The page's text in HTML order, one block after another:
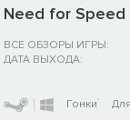
Need for Speed
ВСЕ ОБЗОРЫ ИГРЫ:
ДАТА ВЫХОДА:
Гонки